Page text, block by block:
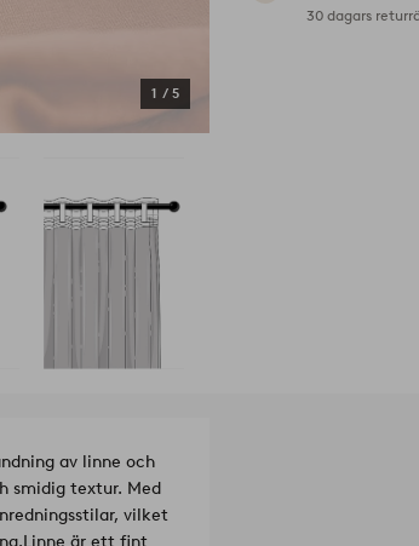
1 / 5
30 dagars
av linne och
smidig textur. Med
vilket
Linne är ett fint